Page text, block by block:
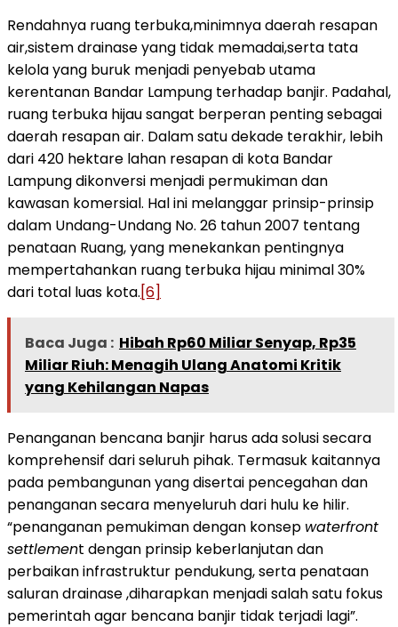
Rendahnya ruang terbuka,minimnya daerah resapan
air,sistem drainase yang tidak memadai,serta tata
kelola yang buruk menjadi penyebab utama
kerentanan Bandar Lampung terhadap banjir. Padahal,
ruang terbuka hijau sangat berperan penting sebagai
daerah resapan air. Dalam satu dekade terakhir, lebih
dari 420 hektare lahan resapan di kota Bandar
Lampung dikonversi menjadi permukiman dan
kawasan komersial. Hal ini melanggar prinsip-prinsip
dalam Undang-Undang No. 26 tahun 2007 tentang
penataan Ruang, yang menekankan pentingnya
mempertahankan ruang terbuka hijau minimal 30%
dari total luas kota.[6]
Baca Juga : Hibah Rp60 Miliar Senyap, Rp35
Miliar Riuh: Menagih Ulang Anatomi Kritik
yang Kehilangan Napas
Penanganan bencana banjir harus ada solusi secara
komprehensif dari seluruh pihak. Termasuk kaitannya
pada pembangunan yang disertai pencegahan dan
penanganan secara menyeluruh dari hulu ke hilir.
“penanganan pemukiman dengan konsep waterfront
settlement dengan prinsip keberlanjutan dan
perbaikan infrastruktur pendukung, serta penataan
saluran drainase ,diharapkan menjadi salah satu fokus
pemerintah agar bencana banjir tidak terjadi lagi”.